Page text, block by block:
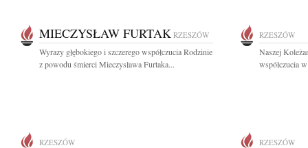
MIECZYSŁAW FURTAK RZESZÓW
Wyrazy głębokiego i szczerego współczucia Rodzinie
z powodu śmierci Mieczysława Furtaka...
RZESZÓW
Naszej
współczucia
RZESZÓW RZESZÓW